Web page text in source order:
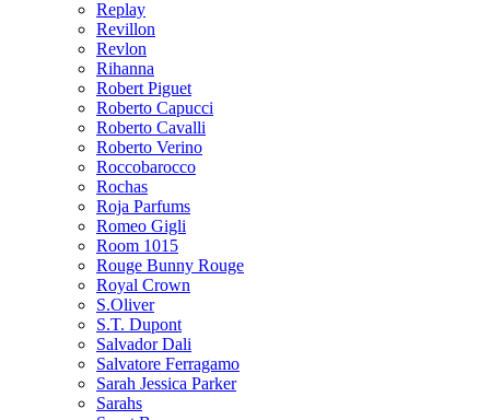
Replay
Revillon
Revlon
Rihanna
Robert Piguet
Roberto Capucci
Roberto Cavalli
Roberto Verino
Roccobarocco
Rochas
Roja Parfums
Romeo Gigli
Room 1015
Rouge Bunny Rouge
Royal Crown
S.Oliver
S.T. Dupont
Salvador Dali
Salvatore Ferragamo
Sarah Jessica Parker
Sarahs